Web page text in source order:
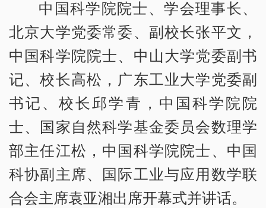
中国科学院院士、学会理事长、
北京大学党委常委、副校长张平文，
中国科学院院士、中山大学党委副书
记、校长高松，广东工业大学党委副
书记、校长邱学青，中国科学院院
士、国家自然科学基金委员会数理学
部主任江松，中国科学院院士、中国
科协副主席、国际工业与应用数学联
合会主席袁亚湘出席开幕式并讲话。